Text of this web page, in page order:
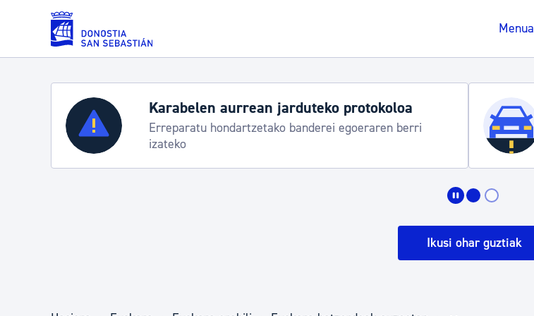
Eduki nagusira joan
Menua
Zerbitzuak
Errolda eta gai pertsonalak
Karabelen aurrean jarduteko protokoloa
Erreparatu hondartzetako banderei egoeraren berri
izateko
Ikusi ohar guztiak